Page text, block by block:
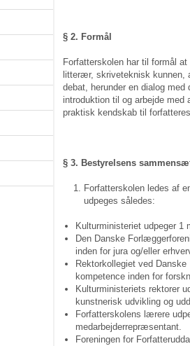
§ 2. Formål
Forfatterskolen har til formål
litterær, skriveteknisk
debat, herunder en dialog
introduktion til og arbejde
praktisk kendskab til
§ 3. Bestyrelsens
Forfatterskolen ledes af
udpeges således:
Kulturministeriet udpeger 1
Den Danske
inden for jura og/eller
Rektorkollegiet ved
kompetence inden for
Kulturministeriets rektorer
kunstnerisk udvikling og
Forfatterskolens lærere
medarbejderrepræsentant.
Foreningen for